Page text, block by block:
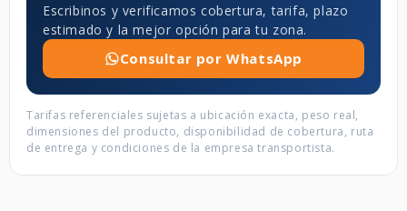
Escribinos y verificamos cobertura, tarifa, plazo
estimado y la mejor opción para tu zona.
Consultar por WhatsApp
Tarifas referenciales sujetas a ubicación exacta, peso real,
dimensiones del producto, disponibilidad de cobertura, ruta
de entrega y condiciones de la empresa transportista.